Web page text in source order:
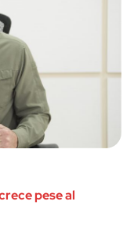
pese al